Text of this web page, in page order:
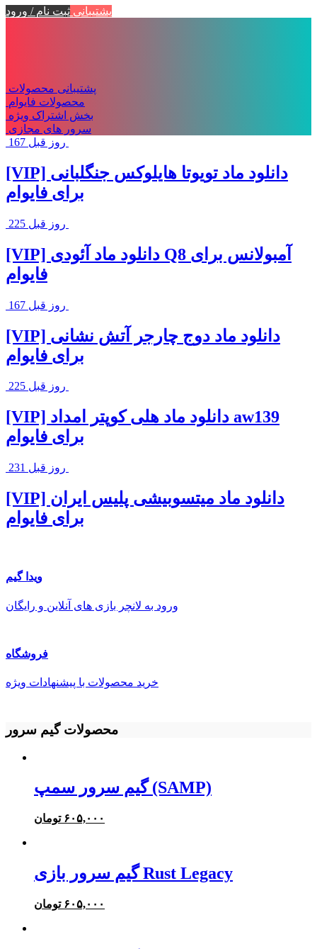
پشتیبانی ثبت نام / ورود
پشتیبانی محصولات
محصولات فایوام
بخش اشتراک ویژه
سرور های مجازی
[VIP] دانلود ماد تویوتا هایلوکس جنگلبانی
برای فایوام
[VIP] دانلود ماد آئودی Q8 آمبولانس برای
فایوام
[VIP] دانلود ماد دوج چارجر آتش نشانی
برای فایوام
[VIP] دانلود ماد هلی کوپتر امداد aw139
برای فایوام
[VIP] دانلود ماد میتسوبیشی پلیس ایران
برای فایوام
ویدا گیم
ورود به لانچر بازی های آنلاین و رایگان
فروشگاه
خريد محصولات با پيشنهادات ويژه
محصولات گیم سرور
گیم سرور سمپ (SAMP)
۶۰۵,۰۰۰ تومان
گیم سرور بازی Rust Legacy
۶۰۵,۰۰۰ تومان